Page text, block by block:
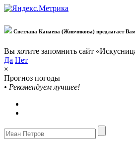
Светлана Канаева (Живчикова) предлагает
Вы хотите запомнить сайт
Да Нет
×
Прогноз погоды
• Рекомендуем лучшее!